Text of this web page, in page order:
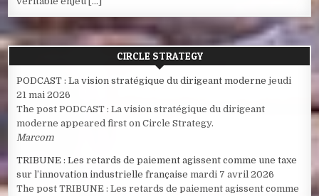
CIRCLE STRATEGY
PODCAST : La vision stratégique du dirigeant moderne jeudi
21 mai 2026
The post PODCAST : La vision stratégique du dirigeant
moderne appeared first on Circle Strategy.
Marcom
TRIBUNE : Les retards de paiement agissent comme une taxe
sur l’innovation industrielle française mardi 7 avril 2026
The post TRIBUNE : Les retards de paiement agissent comme